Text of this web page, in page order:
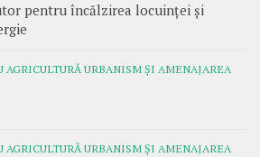
pentru încălzirea locuinței și
AGRICULTURĂ URBANISM ȘI AMENAJAREA
AGRICULTURĂ URBANISM ȘI AMENAJAREA